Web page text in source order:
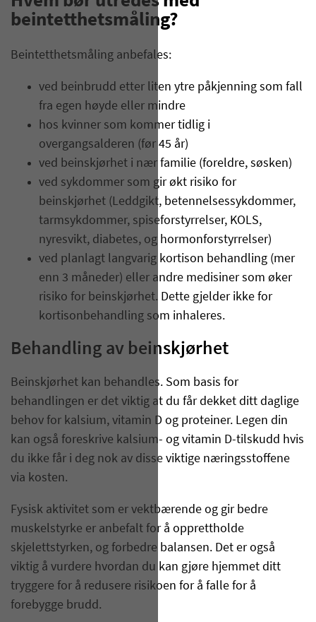
beintetthetsmåling?
Beintetthetsmåling anbefales:
ved beinbrudd etter liten ytre påkjenning som fall
fra egen høyde eller mindre
hos kvinner som kommer tidlig i
overgangsalderen (før 45 år)
ved beinskjørhet i nær familie (foreldre, søsken)
ved sykdommer som gir økt risiko for
beinskjørhet (Leddgikt, betennelsessykdommer,
tarmsykdommer, spiseforstyrrelser, KOLS,
nyresvikt, diabetes, og hormonforstyrrelser)
ved planlagt langvarig kortison behandling (mer
enn 3 måneder) eller andre medisiner som øker
risiko for beinskjørhet. Dette gjelder ikke for
kortisonbehandling som inhaleres.
Behandling av beinskjørhet
Beinskjørhet kan behandles. Som basis for
behandlingen er det viktig at du får dekket ditt daglige
behov for kalsium, vitamin D og proteiner. Legen din
kan også foreskrive kalsium- og vitamin D-tilskudd hvis
du ikke får i deg nok av disse viktige næringsstoffene
via kosten.
Fysisk aktivitet som er vektbærende og gir bedre
muskelstyrke er anbefalt for å opprettholde
skjelettstyrken, og forbedre balansen. Det er også
viktig å vurdere hvordan du kan gjøre hjemmet ditt
tryggere for å redusere risikoen for å falle for å
forebygge brudd.